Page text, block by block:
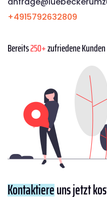
+4915792632809
Bereits250+zufriedene
Kontaktiereuns jetzt